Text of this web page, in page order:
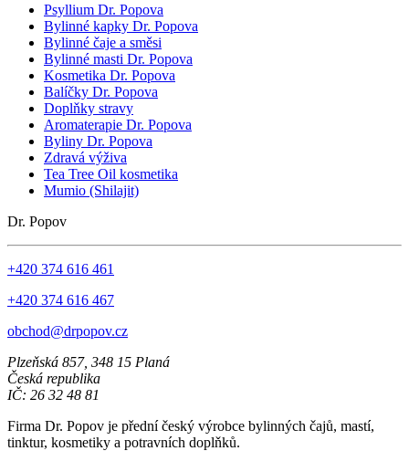
Psyllium Dr. Popova
Bylinné kapky Dr. Popova
Bylinné čaje a směsi
Bylinné masti Dr. Popova
Kosmetika Dr. Popova
Balíčky Dr. Popova
Doplňky stravy
Aromaterapie Dr. Popova
Byliny Dr. Popova
Zdravá výživa
Tea Tree Oil kosmetika
Mumio (Shilajit)
Dr. Popov
+420 374 616 461
+420 374 616 467
obchod@drpopov.cz
Plzeňská 857, 348 15 Planá
Česká republika
IČ: 26 32 48 81
Firma Dr. Popov je přední český výrobce bylinných čajů, mastí,
tinktur, kosmetiky a potravních doplňků.